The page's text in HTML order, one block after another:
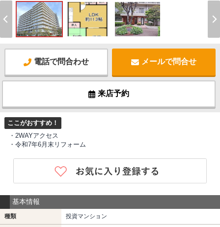
電話で問合わせ メールで問合せ
来店予約
ここがおすすめ！
・2WAYアクセス
・令和7年6月末リフォーム
基本情報
種類 投資マンション